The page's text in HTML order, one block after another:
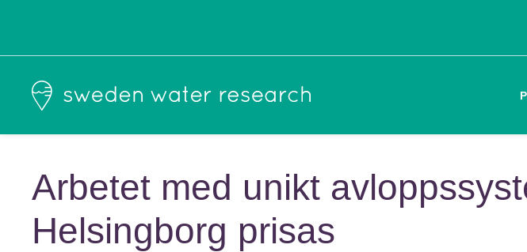
Arbetet med unikt
Helsingborg prisas